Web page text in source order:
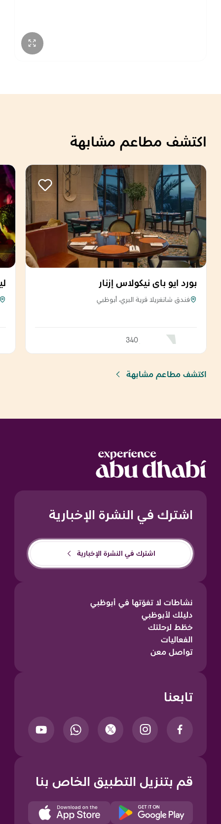
اكتشف مطاعم مشابهة
بورد ايو باي نيكولاس إزنار
فندق شانغريلا قرية البري، أبوظبي
340
اكتشف مطاعم مشابهة
اشترك في النشرة الإخبارية
اشترك في النشرة الإخبارية
نشاطات لا تفوّتها في أبوظبي
دليلك لأبوظبي
خطّط لرحلتك
الفعاليات
تواصل معن
تابعنا
قم بتنزيل التطبيق الخاص بنا